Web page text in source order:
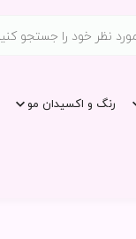
رنگ و اکسیدان مو